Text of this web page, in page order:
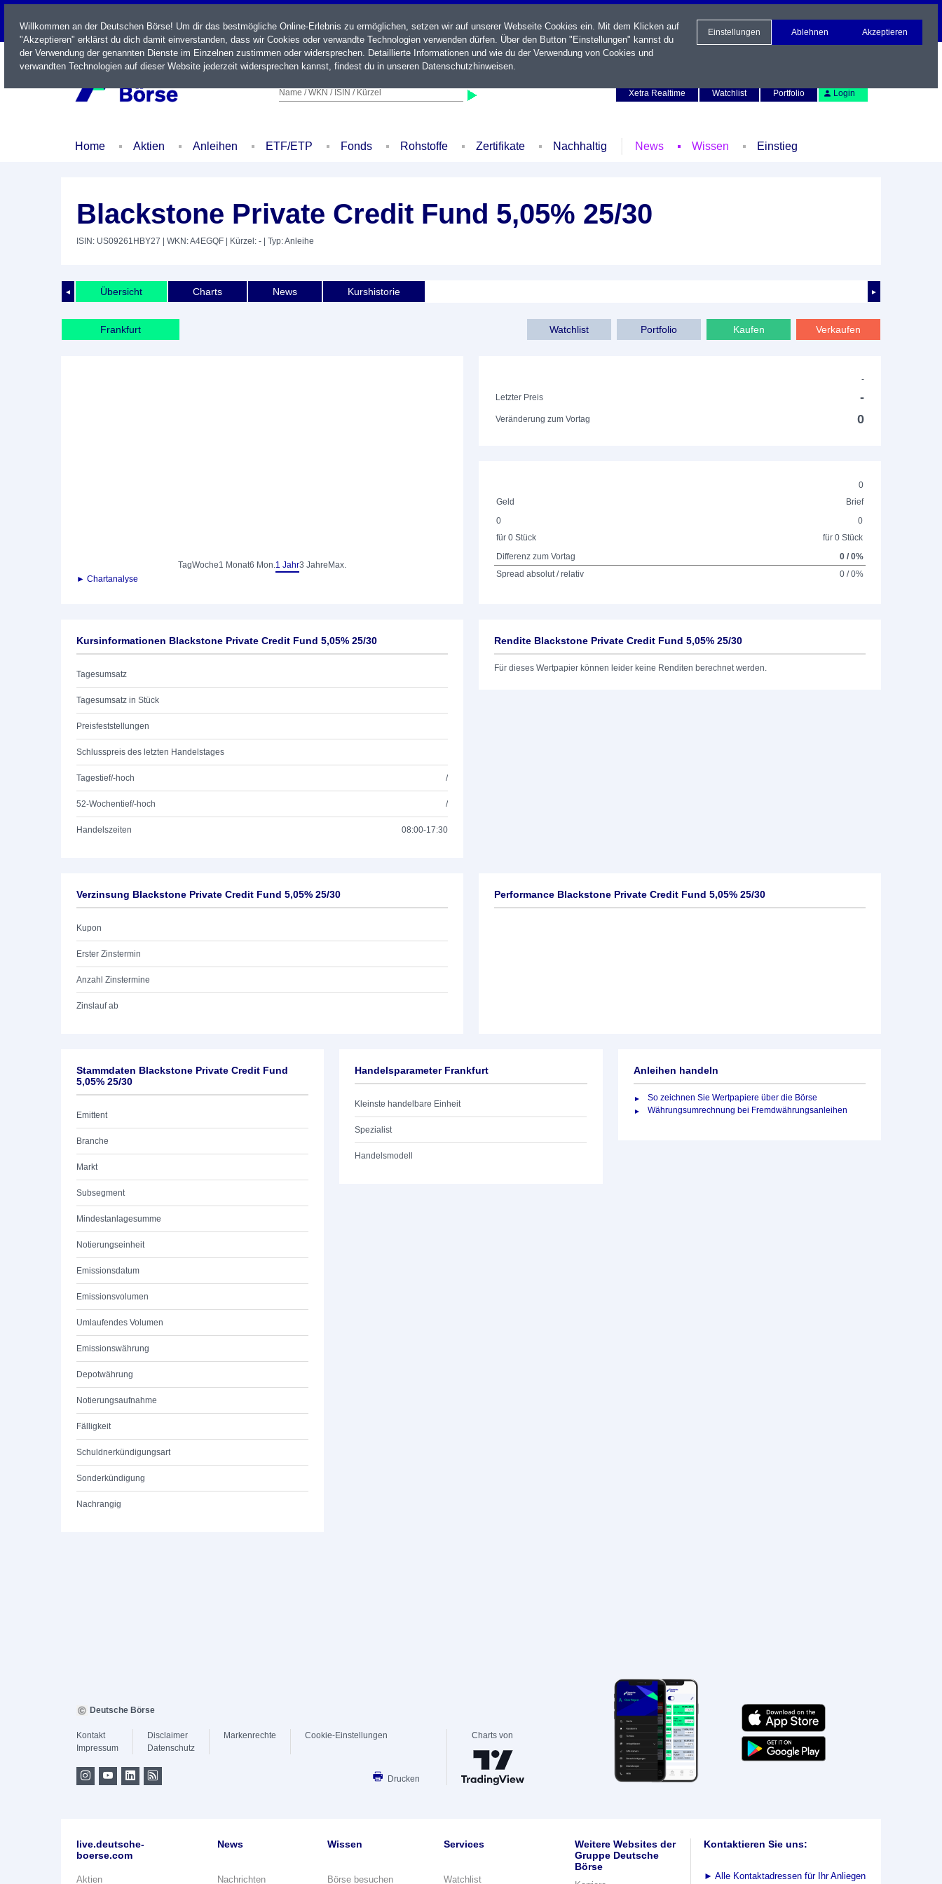
LIVE
Name / WKN / ISIN / Kürzel
Xetra Realtime
Watchlist Portfolio Login
Home Aktien Anleihen ETF/ETP Fonds Rohstoffe Zertifikate Nachhaltig News Wissen Einstieg
Blackstone Private Credit Fund 5,05% 25/30
ISIN: US09261HBY27 | WKN: A4EGQF | Kürzel: - | Typ: Anleihe
◄ ►
Übersicht Charts News Kurshistorie
Frankfurt Verkaufen
Kaufen
Portfolio
Watchlist
TagWoche1 Monat6 Mon.1 Jahr3 Jahre Max.
► Chartanalyse
-
Letzter Preis
-
Veränderung zum Vortag 0
0
Geld
Brief
0
für 0 Stück
0
für 0 Stück
Differenz zum Vortag
0 / 0%
Spread absolut / relativ
0 / 0%
Kursinformationen Blackstone Private Credit Fund 5,05% 25/30
Tagesumsatz
Tagesumsatz in Stück
Preisfeststellungen
Schlusspreis des letzten Handelstages
Tagestief/-hoch /
52-Wochentief/-hoch /
Handelszeiten 08:00-17:30
Rendite Blackstone Private Credit Fund 5,05% 25/30
Für dieses Wertpapier können leider keine Renditen berechnet werden.
Verzinsung Blackstone Private Credit Fund 5,05% 25/30
Kupon
Erster Zinstermin
Anzahl Zinstermine
Zinslauf ab
Performance Blackstone Private Credit Fund 5,05% 25/30
Stammdaten Blackstone Private Credit Fund
5,05% 25/30
Emittent
Branche
Markt
Subsegment
Mindestanlagesumme
Notierungseinheit
Emissionsdatum
Emissionsvolumen
Umlaufendes Volumen
Emissionswährung
Depotwährung
Notierungsaufnahme
Fälligkeit
Schuldnerkündigungsart
Sonderkündigung
Nachrangig
Handelsparameter Frankfurt
Kleinste handelbare Einheit
Spezialist
Handelsmodell
Anleihen handeln
So zeichnen Sie Wertpapiere über die Börse
Währungsumrechnung bei Fremdwährungsanleihen
Willkommen an der Deutschen Börse! Um dir das bestmögliche Online-Erlebnis zu ermöglichen, setzen wir auf unserer Webseite Cookies ein. Mit dem Klicken auf
"Akzeptieren" erklärst du dich damit einverstanden, dass wir Cookies oder verwandte Technologien verwenden dürfen. Über den Button "Einstellungen" kannst du
der Verwendung der genannten Dienste im Einzelnen zustimmen oder widersprechen. Detaillierte Informationen und wie du der Verwendung von Cookies und
verwandten Technologien auf dieser Website jederzeit widersprechen kannst, findest du in unseren Datenschutzhinweisen.
Einstellungen Ablehnen Akzeptieren
Deutsche Börse
Kontakt
Impressum
Disclaimer
Datenschutz
Markenrechte Cookie-Einstellungen
Drucken
Charts von
live.deutsche-
boerse.com
Aktien
News
Nachrichten
Wissen
Börse besuchen
Services
Watchlist
Weitere Websites der
Gruppe Deutsche
Börse
Kontaktieren Sie uns:
► Alle Kontaktadressen für Ihr Anliegen